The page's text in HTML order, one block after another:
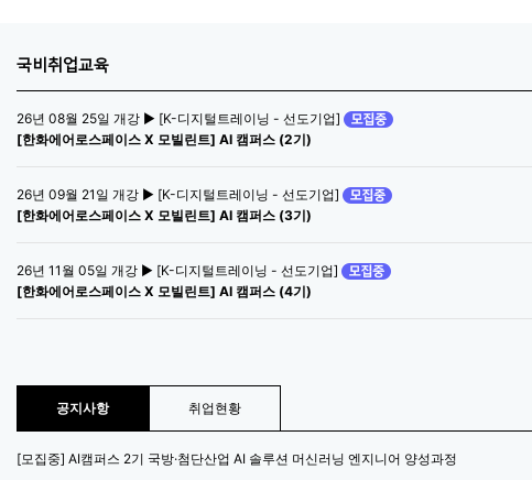
국비취업교육
26년 08월 25일 개강 ▶ [K-디지털트레이닝 - 선도기업]
[한화에어로스페이스 X 모빌린트] AI 캠퍼스 (2기)
26년 09월 21일 개강 ▶ [K-디지털트레이닝 - 선도기업]
[한화에어로스페이스 X 모빌린트] AI 캠퍼스 (3기)
26년 11월 05일 개강 ▶ [K-디지털트레이닝 - 선도기업]
[한화에어로스페이스 X 모빌린트] AI 캠퍼스 (4기)
공지사항 취업현황
[모집중] AI캠퍼스 2기 국방·첨단산업 AI 솔루션 머신러닝 엔지니어 양성과정